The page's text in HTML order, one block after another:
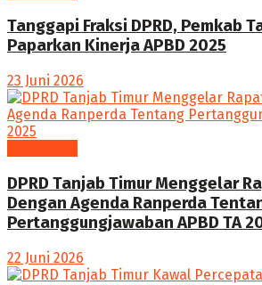
Tanggapi Fraksi DPRD, Pemkab
Paparkan Kinerja APBD 2025
23 Juni 2026
DPRD Tanjab Timur Menggelar
Dengan Agenda Ranperda
Pertanggungjawaban APBD TA
22 Juni 2026